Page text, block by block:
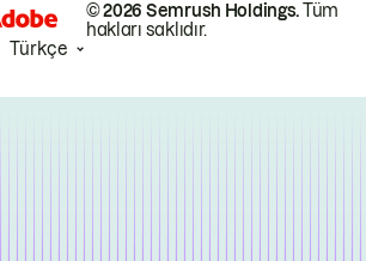
© 2026 Semrush Holdings.Tüm
hakları saklıdır.
Türkçe